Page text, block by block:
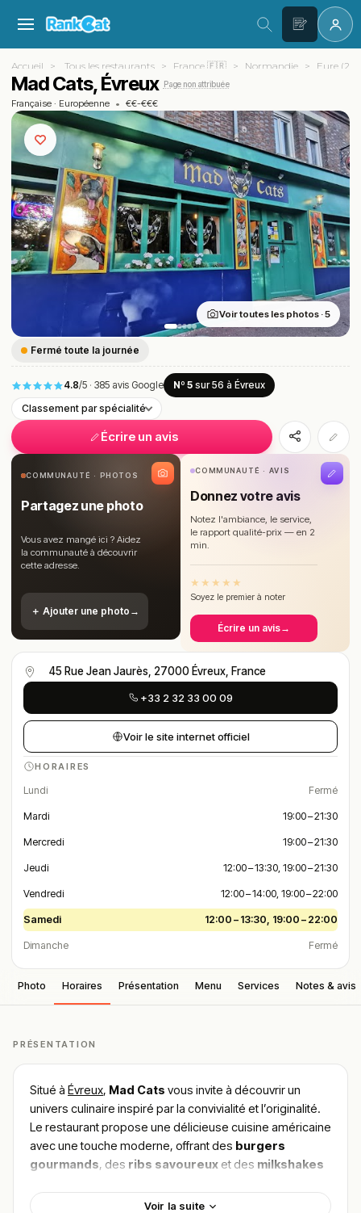
Accueil Tous les restaurants France 🇫🇷 Normandie Eure (27)
Mad Cats, Évreux Page non attribuée
Française · Européenne • €€-€€€
Fermé toute la journée
4.8/5 · 385 avis Google Nº 5 sur 56 à Évreux
Classement par spécialité
Écrire un avis
Voir toutes les photos · 5
COMMUNAUTÉ · PHOTOS
Partagez une photo
Vous avez mangé ici ? Aidez
la communauté à découvrir
cette adresse.
＋ Ajouter une photo →
COMMUNAUTÉ · AVIS
Donnez votre avis
Notez l'ambiance, le service,
le rapport qualité-prix — en 2
min.
★ ★ ★ ★ ★
Soyez le premier à noter
Écrire un avis→
45 Rue Jean Jaurès, 27000 Évreux, France
+33 2 32 33 00 09
Voir le site internet officiel
HORAIRES
Lundi Fermé
Mardi 19:00 – 21:30
Mercredi 19:00 – 21:30
Jeudi 12:00 – 13:30, 19:00 – 21:30
Vendredi 12:00 – 14:00, 19:00 – 22:00
Samedi 12:00 – 13:30, 19:00 – 22:00
Dimanche Fermé
Photo Horaires Présentation Menu Services Notes & avis
PRÉSENTATION
Situé à Évreux, Mad Cats vous invite à découvrir un
univers culinaire inspiré par la convivialité et l’originalité.
Le restaurant propose une délicieuse cuisine américaine
avec une touche moderne, offrant des burgers
gourmands, des ribs savoureux et des milkshakes
garantir fraîcheur et qualité dans chaque plat.
Voir la suite